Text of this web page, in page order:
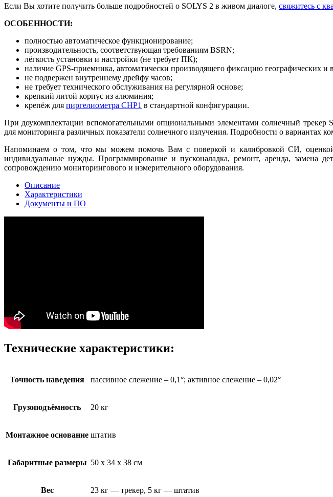
Если Вы хотите получить больше подробностей о SOLYS 2 в живом диалоге, свяжитесь с
ОСОБЕННОСТИ:
полностью автоматическое функционирование;
производительность, соответствующая требованиям BSRN;
лёгкость установки и настройки (не требует ПК);
наличие GPS-приемника, автоматически производящего фиксацию географических и
не подвержен внутреннему дрейфу часов;
не требует технического обслуживания на регулярной основе;
крепкий литой корпус из алюминия;
крепёж для пиргелиометра CHP1 в стандартной конфигурации.
При доукомплектации вспомогательными опциональными элементами солнечный трекер
для мониторинга различных показатели солнечного излучения. Подробности о вариантах
Напоминаем о том, что мы можем помочь Вам с поверкой и калибровкой СИ, оценкой
индивидуальные нужды. Программирование и пусконаладка, ремонт, аренда, замена
сопровождению мониторингового и измерительного оборудования.
Описание
Характеристики
Документы и ПО
Технические характеристики:
Точность наведения пассивное слежение – 0,1°; активное слежение – 0,02°
Грузоподъёмность 20 кг
Монтажное основание штатив
Габаритные размеры 50 x 34 x 38 см
Вес 23 кг — трекер, 5 кг — штатив